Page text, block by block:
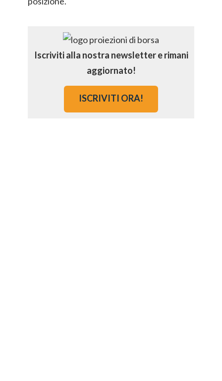
Iscriviti alla nostra newsletter e rimani
aggiornato!
ISCRIVITI ORA!